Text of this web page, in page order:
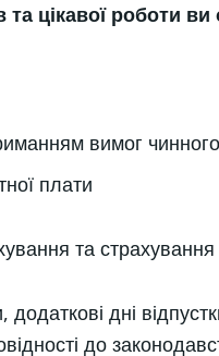
цікавої роботи ви
вимог
плати
та
дні
до